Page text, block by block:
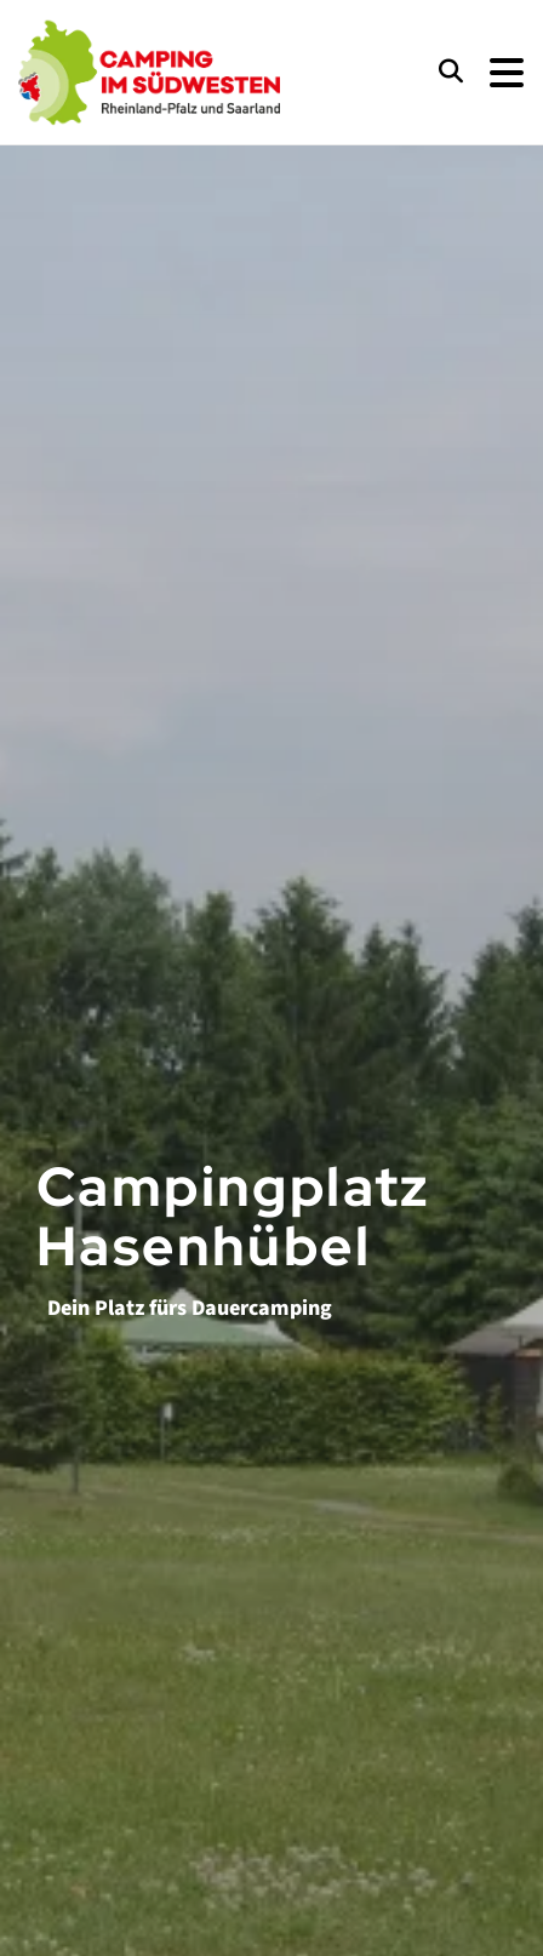
Suchen
Campingplatz
Hasenhübel
Dein Platz fürs Dauercamping